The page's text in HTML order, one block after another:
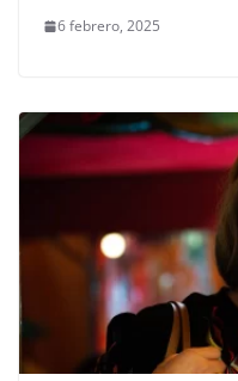
6 febrero, 2025